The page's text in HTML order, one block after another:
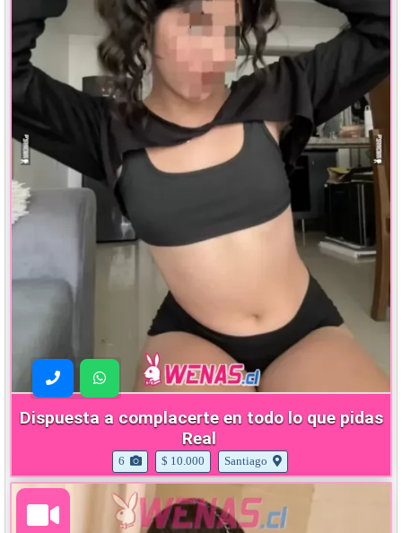
Dispuesta a complacerte en todo lo que pidas
Real
6 $ 10.000 Santiago